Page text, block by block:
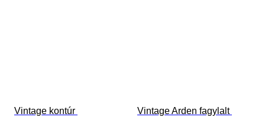
Vintage kontúr
Vintage Arden fagylalt